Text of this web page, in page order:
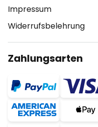
Impressum
Widerrufsbelehrung
Zahlungsarten